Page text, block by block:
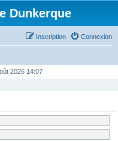
Dunkerque
Connexion
Inscription
2026 14:07